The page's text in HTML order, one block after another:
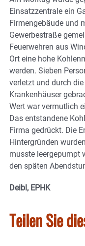
Einsatzzentrale ein
Firmengebäude und
Gewerbestraße
Feuerwehren aus
Ort eine hohe
werden. Sieben
verletzt und durch
Krankenhäuser
Wert war vermutlich
Das entstandene
Firma gedrückt. Die
Hintergründen
musste leergepumpt
den späten
Deibl, EPHK
Teilen Sie